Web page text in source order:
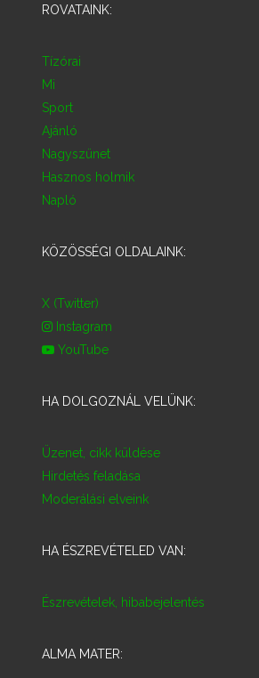
ROVATAINK:
Tízórai
Mi
Sport
Ajánló
Nagyszünet
Hasznos holmik
Napló
KÖZÖSSÉGI OLDALAINK:
X (Twitter)
Instagram
YouTube
HA DOLGOZNÁL VELÜNK:
Üzenet, cikk küldése
Hirdetés feladása
Moderálási elveink
HA ÉSZREVÉTELED VAN:
Észrevételek, hibabejelentés
ALMA MATER: